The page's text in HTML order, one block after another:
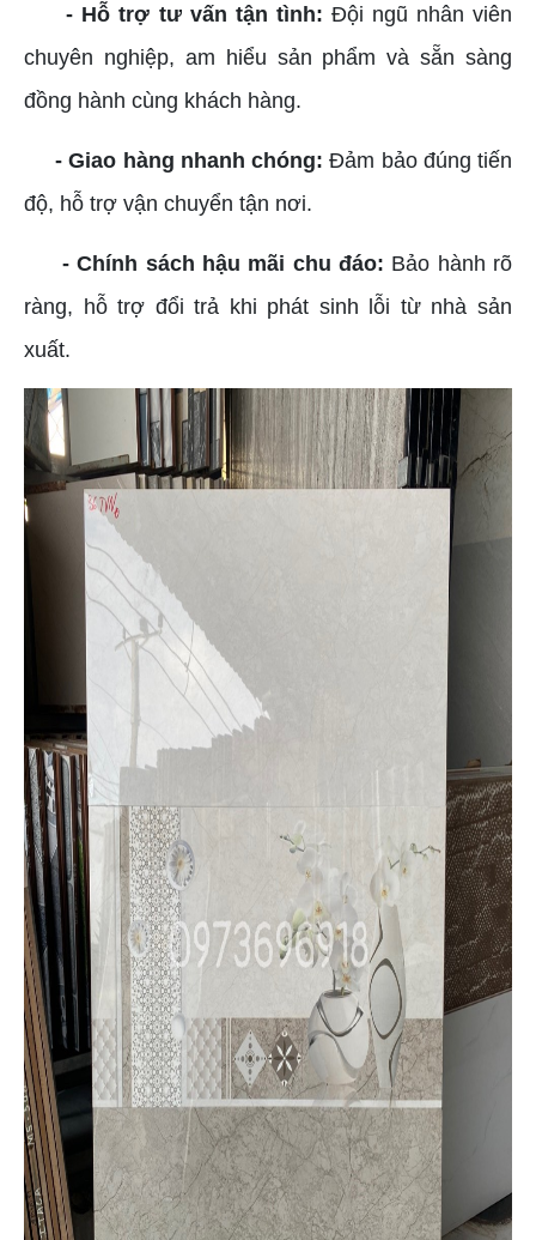
- Hỗ trợ tư vấn tận tình: Đội ngũ nhân viên
chuyên nghiệp, am hiểu sản phẩm và sẵn sàng
đồng hành cùng khách hàng.
- Giao hàng nhanh chóng:Đảm bảo đúng tiến
độ, hỗ trợ vận chuyển tận nơi.
- Chính sách hậu mãi chu đáo: Bảo hành rõ
ràng, hỗ trợ đổi trả khi phát sinh lỗi từ nhà sản
xuất.